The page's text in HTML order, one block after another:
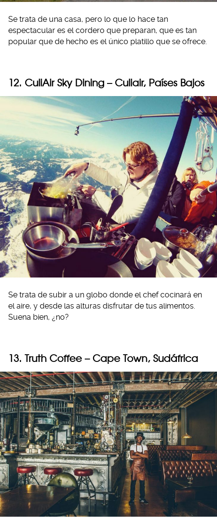
Se trata de una casa, pero lo que lo hace tan
espectacular es el cordero que preparan, que es tan
popular que de hecho es el único platillo que se ofrece.
12. CuliAir Sky Dining – Culiair, Países Bajos
Se trata de subir a un globo donde el chef cocinará en
el aire, y desde las alturas disfrutar de tus alimentos.
Suena bien, ¿no?
13. Truth Coffee – Cape Town, Sudáfrica